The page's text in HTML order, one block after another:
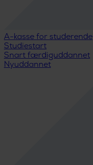
A-kasse for studerende
Studiestart
Snart færdiguddannet
Nyuddannet